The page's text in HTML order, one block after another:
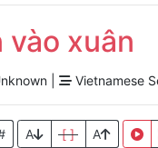
vào xuân
| Vietnamese
A [ ] A